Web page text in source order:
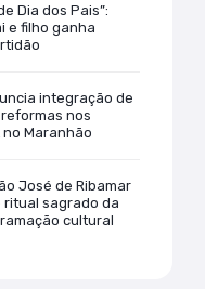
Dia dos Pais”:
e filho ganha
integração de
nos
Maranhão
José de Ribamar
ritual sagrado da
cultural